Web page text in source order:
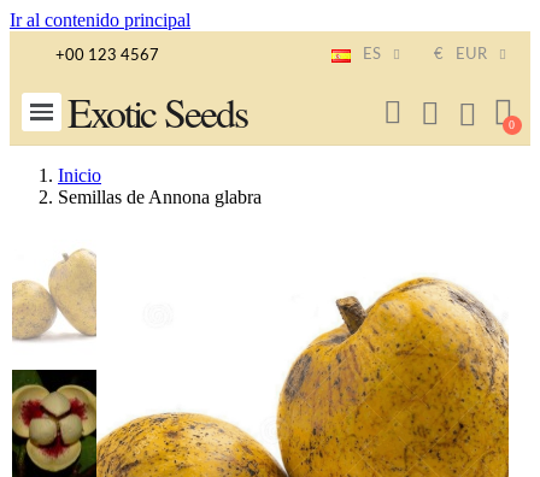
Ir al contenido principal
+00 123 4567 ES € EUR
Exotic Seeds
Inicio
Semillas de Annona glabra